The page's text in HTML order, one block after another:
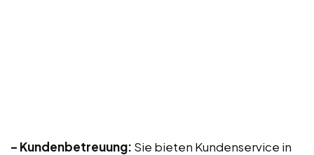
– Kundenbetreuung: Sie bieten Kundenservice in